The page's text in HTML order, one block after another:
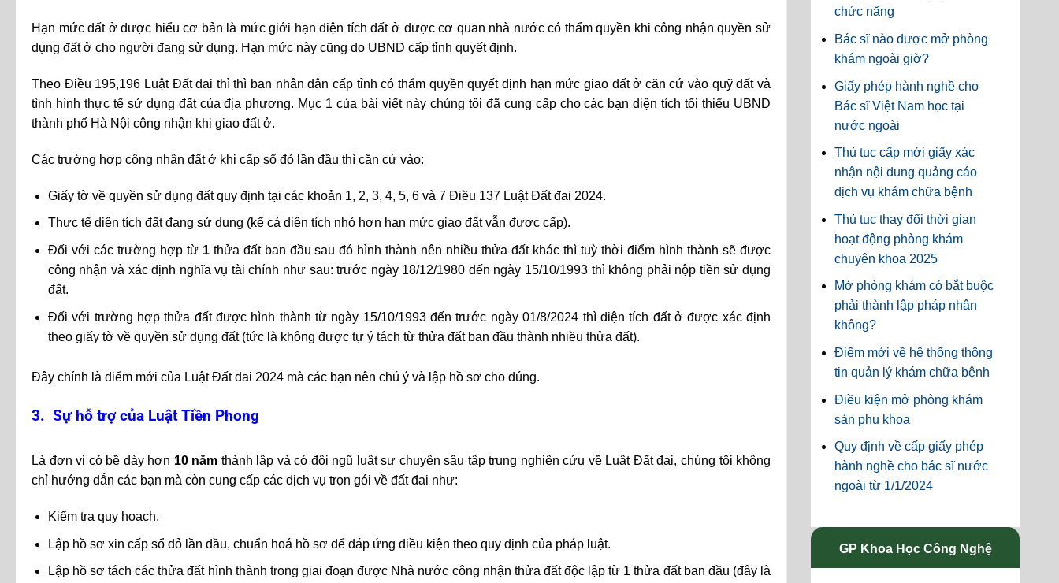
Hạn mức đất ở được hiểu cơ bản là mức giới hạn diện tích đất ở được cơ quan nhà nước có thẩm quyền khi công nhận quyền sử
dụng đất ở cho người đang sử dụng. Hạn mức này cũng do UBND cấp tỉnh quyết định.
Theo Điều 195,196 Luật Đất đai thì thì ban nhân dân cấp tỉnh có thẩm quyền quyết định hạn mức giao đất ở căn cứ vào quỹ đất và
tình hình thực tế sử dụng đất của địa phương. Mục 1 của bài viết này chúng tôi đã cung cấp cho các bạn diện tích tối thiểu UBND
thành phố Hà Nội công nhận khi giao đất ở.
Các trường hợp công nhận đất ở khi cấp sổ đỏ lần đầu thì căn cứ vào:
Giấy tờ về quyền sử dụng đất quy định tại các khoản 1, 2, 3, 4, 5, 6 và 7 Điều 137 Luật Đất đai 2024.
Thực tế diện tích đất đang sử dụng (kể cả diện tích nhỏ hơn hạn mức giao đất vẫn được cấp).
Đối với các trường hợp từ 1thửa đất ban đầu sau đó hình thành nên nhiều thửa đất khác thì tuỳ thời điểm hình thành sẽ được
công nhận và xác định nghĩa vụ tài chính như sau: trước ngày 18/12/1980 đến ngày 15/10/1993 thì không phải nộp tiền sử dụng
đất.
Đối với trường hợp thửa đất được hình thành từ ngày 15/10/1993 đến trước ngày 01/8/2024 thì diện tích đất ở được xác định
theo giấy tờ về quyền sử dụng đất (tức là không được tự ý tách từ thửa đất ban đầu thành nhiều thửa đất).
Đây chính là điểm mới của Luật Đất đai 2024 mà các bạn nên chú ý và lập hồ sơ cho đúng.
3. Sự hỗ trợ của Luật Tiền Phong
Là đơn vị có bề dày hơn 10 năm thành lập và có đội ngũ luật sư chuyên sâu tập trung nghiên cứu về Luật Đất đai, chúng tôi không
chỉ hướng dẫn các bạn mà còn cung cấp các dịch vụ trọn gói về đất đai như:
Kiểm tra quy hoạch,
Lập hồ sơ xin cấp sổ đỏ lần đầu, chuẩn hoá hồ sơ để đáp ứng điều kiện theo quy định của pháp luật.
Lập hồ sơ tách các thửa đất hình thành trong giai đoạn được Nhà nước công nhận thửa đất độc lập từ 1 thửa đất ban đầu (đây là
chức năng
Bác sĩ nào được mở phòng
khám ngoài giờ?
Giấy phép hành nghề cho
Bác sĩ Việt Nam học tại
nước ngoài
Thủ tục cấp mới giấy xác
nhận nội dung quảng cáo
dịch vụ khám chữa bệnh
Thủ tục thay đổi thời gian
hoạt động phòng khám
chuyên khoa 2025
Mở phòng khám có bắt buộc
phải thành lập pháp nhân
không?
Điểm mới về hệ thống thông
tin quản lý khám chữa bệnh
Điều kiện mở phòng khám
sản phụ khoa
Quy định về cấp giấy phép
hành nghề cho bác sĩ nước
ngoài từ 1/1/2024
GP Khoa Học Công Nghệ